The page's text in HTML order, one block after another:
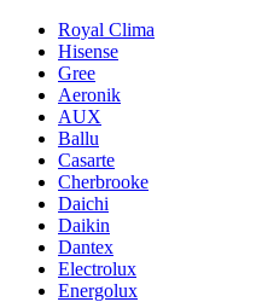
Royal Clima
Hisense
Gree
Aeronik
AUX
Ballu
Casarte
Cherbrooke
Daichi
Daikin
Dantex
Electrolux
Energolux